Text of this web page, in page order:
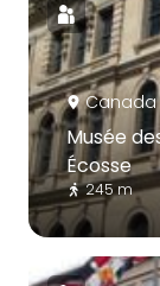
Canada
Musée
Écosse
245 m